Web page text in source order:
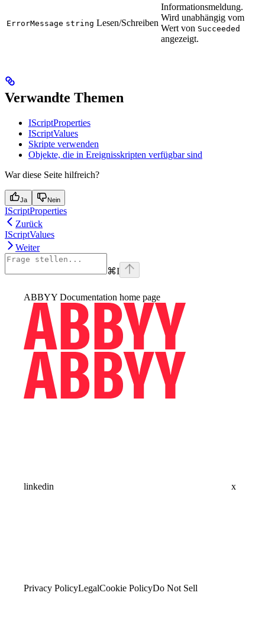
ErrorMessage string Lesen/Schreiben
Informationsmeldung.
Wird unabhängig vom
Wert von Succeeded
angezeigt.
Verwandte Themen
IScriptProperties
IScriptValues
Skripte verwenden
Objekte, die in Ereignisskripten verfügbar sind
War diese Seite hilfreich?
Ja Nein
IScriptProperties
Zurück
IScriptValues
Weiter
⌘I
ABBYY Documentation home page
linkedin x
Privacy PolicyLegalCookie PolicyDo Not Sell